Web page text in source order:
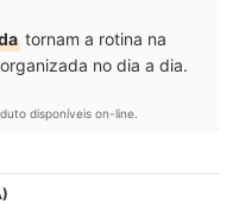
tornam a rotina na
no dia a dia.
disponíveis on-line.